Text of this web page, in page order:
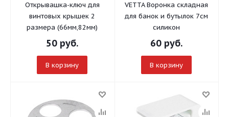
Открывашка-ключ для
винтовых крышек 2
размера (66мм,82мм)
50 руб.
В корзину
VETTA Воронка складная
для банок и бутылок 7см
силикон
60 руб.
В корзину